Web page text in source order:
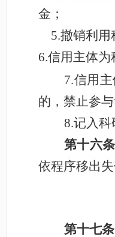
金；
5.撤销利用
6.信用主体
7.信用
的，禁止参
8.记入科
第十六条
依程序移出失
第十七条